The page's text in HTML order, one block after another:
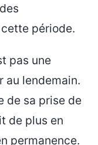
période.
pas une
au lendemain.
de sa prise de
de plus en
permanence.